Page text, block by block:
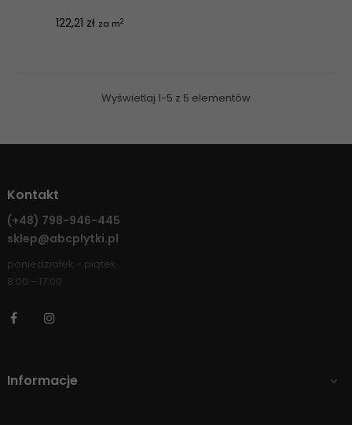
Cena
122,21 zł za m2
Wyświetlaj 1-5 z 5 elementów
Kontakt
(+48) 798-946-445
sklep@abcplytki.pl
poniedziałek - piątek
8:00 - 17:00
Facebook
Informacje 